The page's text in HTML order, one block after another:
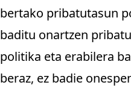
bertako pribatutasun
baditu onartzen
politika eta erabilera
beraz, ez badie